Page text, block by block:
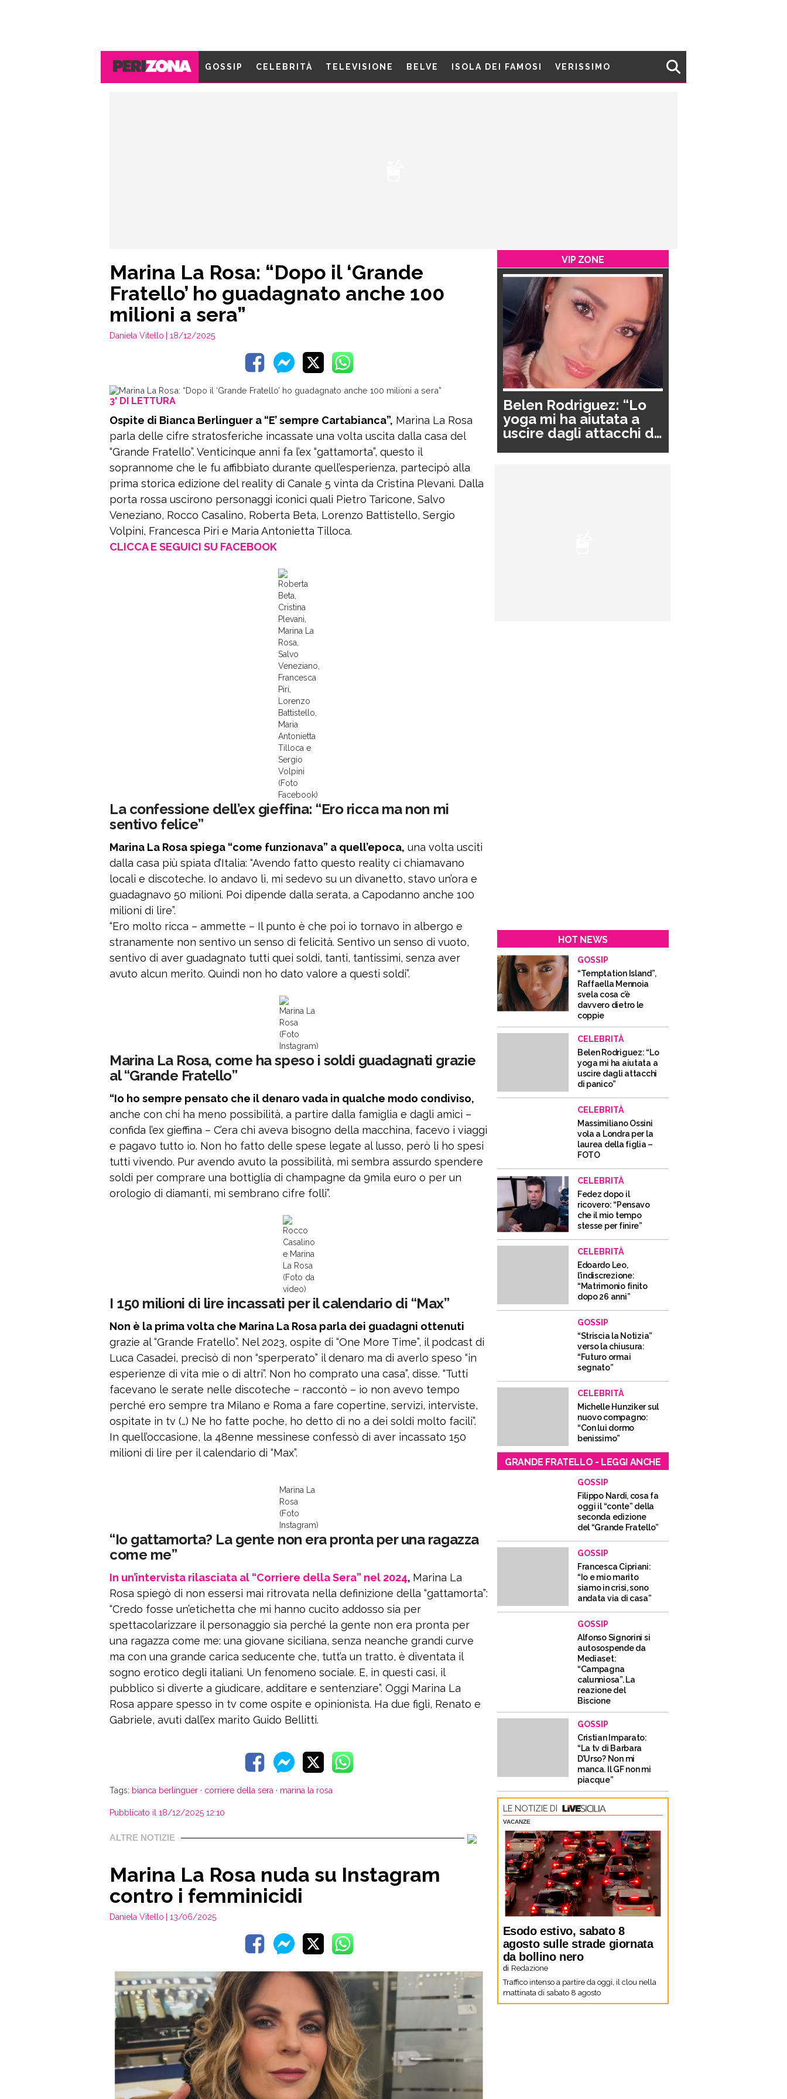
GOSSIP CELEBRITÀ TELEVISIONE BELVE ISOLA DEI FAMOSI VERISSIMO
Marina La Rosa: “Dopo il ‘Grande
Fratello’ ho guadagnato anche 100
milioni a sera”
Daniela Vitello | 18/12/2025
3' DI LETTURA
Ospite di Bianca Berlinguer a “E’ sempre Cartabianca”, Marina La Rosa
parla delle cifre stratosferiche incassate una volta uscita dalla casa del
“Grande Fratello”. Venticinque anni fa l’ex “gattamorta”, questo il
soprannome che le fu affibbiato durante quell’esperienza, partecipò alla
prima storica edizione del reality di Canale 5 vinta da Cristina Plevani. Dalla
porta rossa uscirono personaggi iconici quali Pietro Taricone, Salvo
Veneziano, Rocco Casalino, Roberta Beta, Lorenzo Battistello, Sergio
Volpini, Francesca Piri e Maria Antonietta Tilloca.
CLICCA E SEGUICI SU FACEBOOK
Roberta
Beta,
Cristina
Plevani,
Marina La
Rosa,
Salvo
Veneziano,
Francesca
Piri,
Lorenzo
Battistello,
Maria
Antonietta
Tilloca e
Sergio
Volpini
(Foto
Facebook)
La confessione dell’ex gieffina: “Ero ricca ma non mi
sentivo felice”
Marina La Rosa spiega “come funzionava” a quell’epoca, una volta usciti
dalla casa più spiata d’Italia: “Avendo fatto questo reality ci chiamavano
locali e discoteche. Io andavo lì, mi sedevo su un divanetto, stavo un’ora e
guadagnavo 50 milioni. Poi dipende dalla serata, a Capodanno anche 100
milioni di lire”.
“Ero molto ricca – ammette – Il punto è che poi io tornavo in albergo e
stranamente non sentivo un senso di felicità. Sentivo un senso di vuoto,
sentivo di aver guadagnato tutti quei soldi, tanti, tantissimi, senza aver
avuto alcun merito. Quindi non ho dato valore a questi soldi”.
Marina La
Rosa
(Foto
Instagram)
Marina La Rosa, come ha speso i soldi guadagnati grazie
al “Grande Fratello”
“Io ho sempre pensato che il denaro vada in qualche modo condiviso,
anche con chi ha meno possibilità, a partire dalla famiglia e dagli amici –
confida l’ex gieffina – C’era chi aveva bisogno della macchina, facevo i viaggi
e pagavo tutto io. Non ho fatto delle spese legate al lusso, però li ho spesi
tutti vivendo. Pur avendo avuto la possibilità, mi sembra assurdo spendere
soldi per comprare una bottiglia di champagne da 9mila euro o per un
orologio di diamanti, mi sembrano cifre folli”.
Rocco
Casalino
e Marina
La Rosa
(Foto da
video)
I 150 milioni di lire incassati per il calendario di “Max”
Non è la prima volta che Marina La Rosa parla dei guadagni ottenuti
grazie al “Grande Fratello”. Nel 2023, ospite di “One More Time”, il podcast di
Luca Casadei, precisò di non “sperperato” il denaro ma di averlo speso “in
esperienze di vita mie o di altri”. Non ho comprato una casa”, disse. “Tutti
facevano le serate nelle discoteche – raccontò – io non avevo tempo
perché ero sempre tra Milano e Roma a fare copertine, servizi, interviste,
ospitate in tv (…) Ne ho fatte poche, ho detto di no a dei soldi molto facili”.
In quell’occasione, la 48enne messinese confessò di aver incassato 150
milioni di lire per il calendario di “Max”.
Marina La
Rosa
(Foto
Instagram)
“Io gattamorta? La gente non era pronta per una ragazza
come me”
In un’intervista rilasciata al “Corriere della Sera” nel 2024, Marina La
Rosa spiegò di non essersi mai ritrovata nella definizione della “gattamorta”:
“Credo fosse un’etichetta che mi hanno cucito addosso sia per
spettacolarizzare il personaggio sia perché la gente non era pronta per
una ragazza come me: una giovane siciliana, senza neanche grandi curve
ma con una grande carica seducente che, tutt’a un tratto, è diventata il
sogno erotico degli italiani. Un fenomeno sociale. E, in questi casi, il
pubblico si diverte a giudicare, additare e sentenziare”. Oggi Marina La
Rosa appare spesso in tv come ospite e opinionista. Ha due figli, Renato e
Gabriele, avuti dall’ex marito Guido Bellitti.
Tags: bianca berlinguer · corriere della sera · marina la rosa
Pubblicato il 18/12/2025 12:10
ALTRE NOTIZIE
Marina La Rosa nuda su Instagram
contro i femminicidi
Daniela Vitello | 13/06/2025
VIP ZONE
Belen Rodriguez: “Lo
yoga mi ha aiutata a
uscire dagli attacchi di
HOT NEWS
GOSSIP
“Temptation Island”,
Raffaella Mennoia
svela cosa c’è
davvero dietro le
coppie
CELEBRITÀ
Belen Rodriguez: “Lo
yoga mi ha aiutata a
uscire dagli attacchi
di panico”
CELEBRITÀ
Massimiliano Ossini
vola a Londra per la
laurea della figlia –
FOTO
CELEBRITÀ
Fedez dopo il
ricovero: “Pensavo
che il mio tempo
stesse per finire”
CELEBRITÀ
Edoardo Leo,
l’indiscrezione:
“Matrimonio finito
dopo 26 anni”
GOSSIP
“Striscia la Notizia”
verso la chiusura:
“Futuro ormai
segnato”
CELEBRITÀ
Michelle Hunziker sul
nuovo compagno:
“Con lui dormo
benissimo”
GRANDE FRATELLO - LEGGI ANCHE
GOSSIP
Filippo Nardi, cosa fa
oggi il “conte” della
seconda edizione
del “Grande Fratello”
GOSSIP
Francesca Cipriani:
“Io e mio marito
siamo in crisi, sono
andata via di casa”
GOSSIP
Alfonso Signorini si
autosospende da
Mediaset:
“Campagna
calunniosa”. La
reazione del
Biscione
GOSSIP
Cristian Imparato:
“La tv di Barbara
D’Urso? Non mi
manca. Il GF non mi
piacque”
LE NOTIZIE DI
VACANZE
Esodo estivo, sabato 8
agosto sulle strade giornata
da bollino nero
di Redazione
Traffico intenso a partire da oggi, il clou nella
mattinata di sabato 8 agosto